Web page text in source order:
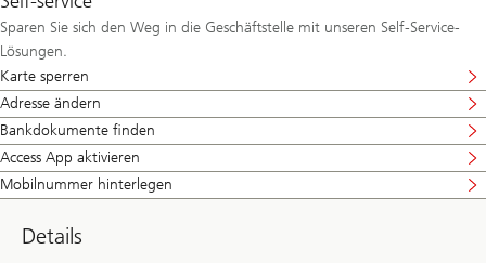
Sparen Sie sich den Weg in die Geschäftstelle mit unseren Self-Service-
Lösungen.
Karte sperren
Adresse ändern
Bankdokumente finden
Access App aktivieren
Mobilnummer hinterlegen
Details